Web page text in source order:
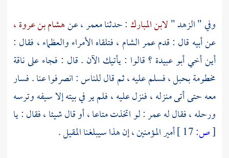
وفي " الزهد "لابن المبارك : حدثنامعمر ،عنهشام بن عروة ،
عن أبيه قال : قدمعمرالشام ،فتلقاه الأمراء والعظماء ، فقال :
أين أخيأبو عبيدة ؟قالوا : يأتيك الآن . قال : فجاء على ناقة
مخطومة بحبل ، فسلم عليه ، ثم قال للناس : انصرفوا عنا . فسار
معه حتى أتى منزله ، فنزل عليه ، فلم ير في بيته إلا سيفه وترسه
ورحله ، فقال لهعمر: لو اتخذت متاعا ، أو قال شيئا ، فقال : يا
[ص:
أمير المؤمنين ، إن هذا سيبلغنا المقيل .